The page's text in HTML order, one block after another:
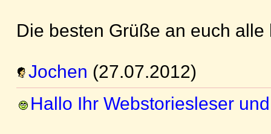
Die besten Grüße an euch alle
Jochen (27.07.2012)
Hallo Ihr Webstoriesleser